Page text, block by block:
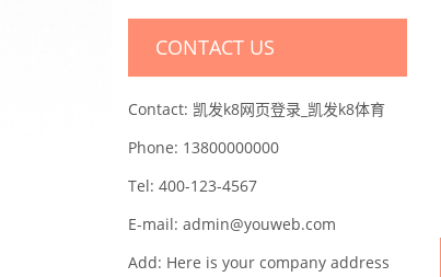
CONTACT US
Contact: 凯发k8网页登录_凯发k8体育
Phone: 13800000000
Tel: 400-123-4567
E-mail: admin@youweb.com
Add: Here is your company address